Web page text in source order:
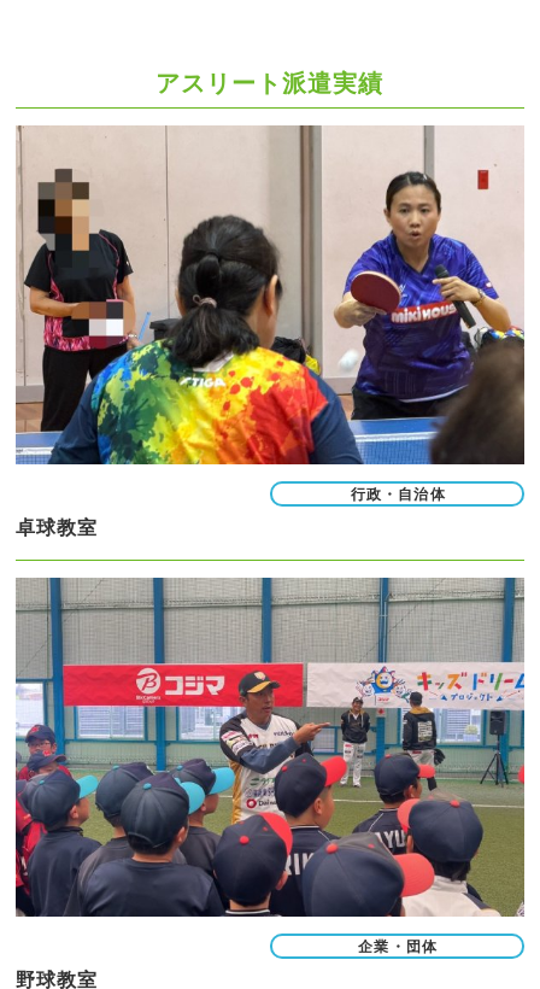
アスリート派遣実績
行政・自治体
卓球教室
企業・団体
野球教室